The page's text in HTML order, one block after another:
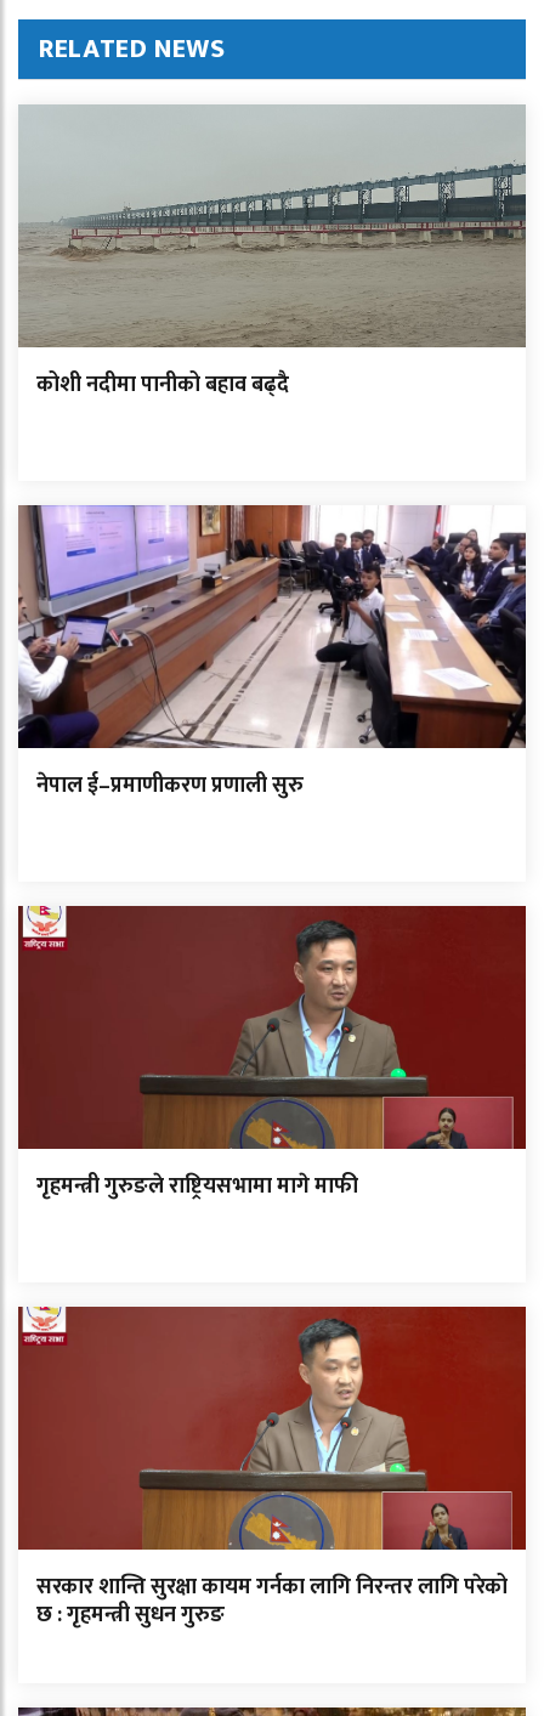
RELATED NEWS
कोशी नदीमा पानीको बहाव बढ्दै
नेपाल ई–प्रमाणीकरण प्रणाली सुरु
गृहमन्त्री गुरुङले राष्ट्रियसभामा मागे माफी
सरकार शान्ति सुरक्षा कायम गर्नका लागि निरन्तर लागि परेको
छ : गृहमन्त्री सुधन गुरुङ